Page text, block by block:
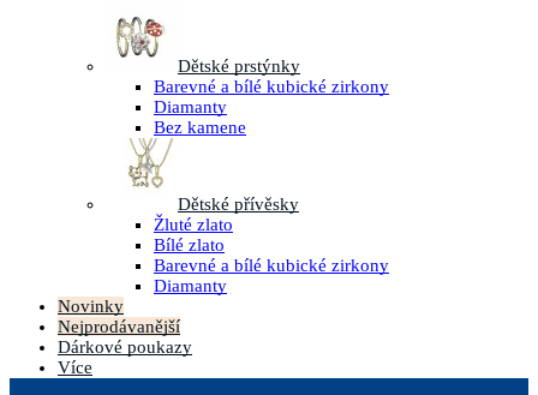
Dětské prstýnky
Barevné a bílé kubické zirkony
Diamanty
Bez kamene
Dětské přívěsky
Žluté zlato
Bílé zlato
Barevné a bílé kubické zirkony
Diamanty
Novinky
Nejprodávanější
Dárkové poukazy
Více